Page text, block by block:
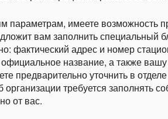
параметрам, имеете возможность
вам заполнить специальный
фактический адрес и номер
название, а также
предварительно уточнить в
требуется заполнять
от вас.